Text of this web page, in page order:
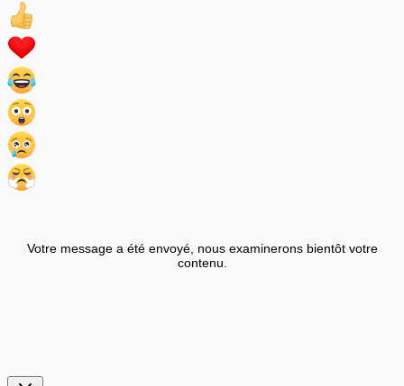
Votre message a été envoyé, nous examinerons bientôt votre
contenu.